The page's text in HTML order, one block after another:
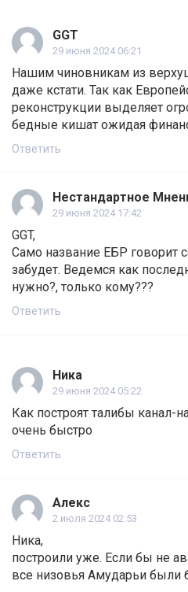
GGT
29 июня 2024 06:21
Нашим чиновникам из
даже кстати. Так как
реконструкции выделяет
бедные кишат ожидая
Ответить
Нестандартное
29 июня 2024 17:42
GGT,
Само название ЕБР говорит
забудет. Ведемся как
нужно?, только кому???
Ответить
Ника
29 июня 2024 05:22
Как построят талибы канал-
очень быстро
Ответить
Алекс
2 июля 2024 02:53
Ника,
построили уже. Если бы не
все низовья Амударьи были